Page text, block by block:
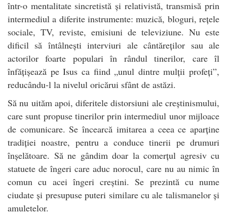
într-o mentalitate sincretistă și relativistă, transmisă prin
intermediul a diferite instrumente: muzică, bloguri, rețele
sociale, TV, reviste, emisiuni de televiziune. Nu este
dificil să întâlnești interviuri ale cântăreților sau ale
actorilor foarte populari în rândul tinerilor, care îl
înfățișează pe Isus ca fiind „unul dintre mulții profeți”,
reducându-l la nivelul oricărui sfânt de astăzi.
Să nu uităm apoi, diferitele distorsiuni ale creștinismului,
care sunt propuse tinerilor prin intermediul unor mijloace
de comunicare. Se încearcă imitarea a ceea ce aparține
tradiției noastre, pentru a conduce tinerii pe drumuri
înșelătoare. Să ne gândim doar la comerțul agresiv cu
statuete de îngeri care aduc norocul, care nu au nimic în
comun cu acei îngeri creștini. Se prezintă cu nume
ciudate și presupuse puteri similare cu ale talismanelor și
amuletelor.